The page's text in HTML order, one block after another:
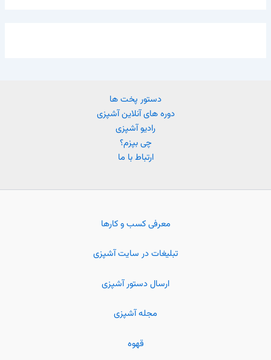
دستور پخت ها
دوره های آنلاین آشپزی
رادیو آشپزی
چی بپزم؟
ارتباط با ما
معرفی کسب و کارها
تبلیغات در سایت آشپزی
ارسال دستور آشپزی
مجله آشپزی
قهوه